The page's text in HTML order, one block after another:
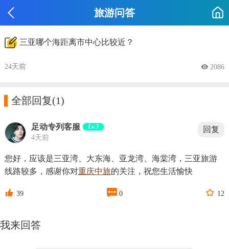
旅游问答
三亚哪个海距离市中心比较近？
24天前  2086
全部回复(1)
足动专列客服 Lv.3
4天前
回复
您好，应该是三亚湾、大东海、亚龙湾、海棠湾，三亚旅游
线路较多，感谢你对重庆中旅的关注，祝您生活愉快
 39  0  12
我来回答